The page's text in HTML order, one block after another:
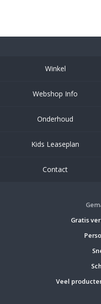
Winkel
Webshop Info
Onderhoud
Kids Leaseplan
Contact
Gratis
Veel